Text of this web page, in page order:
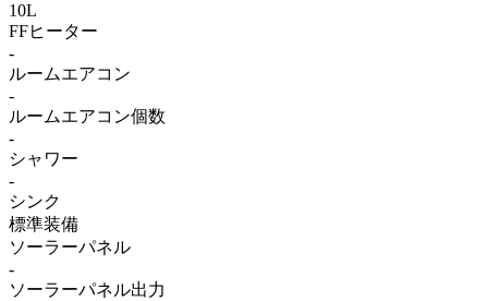
10L
FFヒーター
-
ルームエアコン
-
ルームエアコン個数
-
シャワー
-
シンク
標準装備
ソーラーパネル
-
ソーラーパネル出力